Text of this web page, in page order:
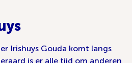
Irishuys Gouda komt langs
is er alle tijd om anderen